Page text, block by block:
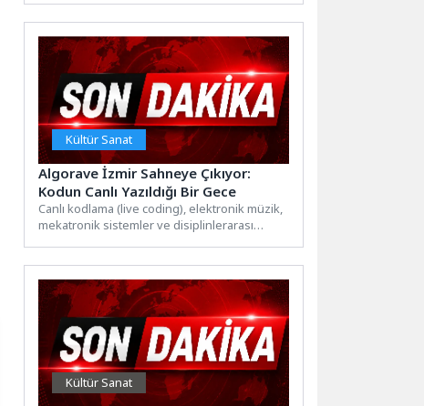
Kültür Sanat
Algorave İzmir Sahneye Çıkıyor:
Kodun Canlı Yazıldığı Bir Gece
Canlı kodlama (live coding), elektronik müzik,
mekatronik sistemler ve disiplinlerarası
Kültür Sanat